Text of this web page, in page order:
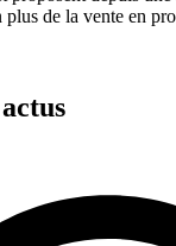
plus de la vente en